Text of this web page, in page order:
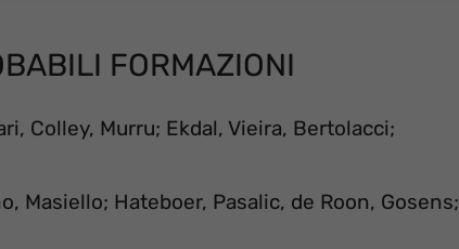
FORMAZIONI
Colley, Murru; Ekdal, Vieira, Bertolacci;
Masiello; Hateboer, Pasalic, de Roon, Gosens;